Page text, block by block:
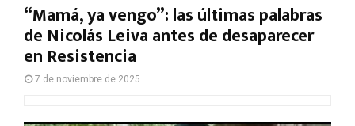
“Mamá, ya vengo”: las últimas palabras
de Nicolás Leiva antes de desaparecer
en Resistencia
7 de noviembre de 2025